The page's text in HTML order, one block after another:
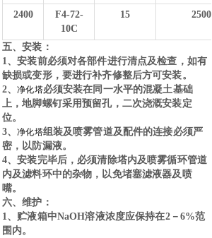
2400
F4-72-
10C
15 25000
五、安装：
1、安装前必须对各部件进行清点及检查，如有
缺损或变形，要进行补齐修整后方可安装。
2、净化塔必须安装在同一水平的混凝土基础
上，地脚螺钉采用预留孔，二次浇溉安装定
位。
3、净化塔组装及喷雾管道及配件的连接必须严
密，以防漏液。
4、安装完毕后，必须清除塔内及喷雾循环管道
内及滤料环中的杂物，以免堵塞滤液器及喷
嘴。
六、维护：
1、贮液箱中NaOH溶液浓度应保持在2－6%范
围内。